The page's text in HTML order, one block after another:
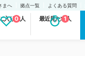
まへ 拠点一覧 よくある質問
入り求人
0 最近見た求人
1